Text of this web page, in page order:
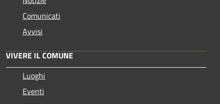
Comunicati
Avvisi
VIVERE IL COMUNE
Luoghi
Eventi